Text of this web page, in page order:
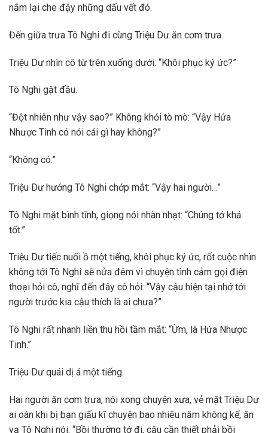
nắm lại che đậy những dấu vết đó.
Đến giữa trưa Tô Nghi đi cùng Triệu Dư ăn cơm trưa.
Triệu Dư nhìn cô từ trên xuống dưới: “Khôi phục ký ức?”
Tô Nghi gật đầu.
“Đột nhiên như vậy sao?” Không khỏi tò mò: “Vậy Hứa
Nhược Tinh có nói cái gì hay không?”
“Không có.”
Triệu Dư hướng Tô Nghi chớp mắt: “Vậy hai người…”
Tô Nghi mặt bình tĩnh, giọng nói nhàn nhạt: “Chúng tớ khá
tốt.”
Triệu Dư tiếc nuối ồ một tiếng, khôi phục ký ức, rốt cuộc nhìn
không tới Tô Nghi sẽ nửa đêm vì chuyện tình cảm gọi điện
thoại hỏi cô, nghĩ đến đây cô hỏi: “Vậy cậu hiện tại nhớ tới
người trước kia cậu thích là ai chưa?”
Tô Nghi rất nhanh liền thu hồi tầm mắt: “Ừm, là Hứa Nhược
Tinh.”
Triệu Dư quái dị á một tiếng.
Hai người ăn cơm trưa, nói xong chuyện xưa, vẻ mặt Triệu Dư
ai oán khi bị bạn giấu kĩ chuyện bao nhiêu năm không kể, ăn
vạ Tô Nghi nói: “Bồi thường tớ đi, cậu cần thiết phải bồi